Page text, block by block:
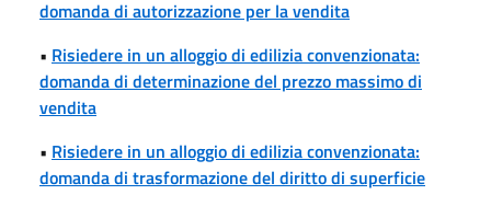
domanda di autorizzazione per la vendita
• Risiedere in un alloggio di edilizia convenzionata:
domanda di determinazione del prezzo massimo di
vendita
• Risiedere in un alloggio di edilizia convenzionata:
domanda di trasformazione del diritto di superficie